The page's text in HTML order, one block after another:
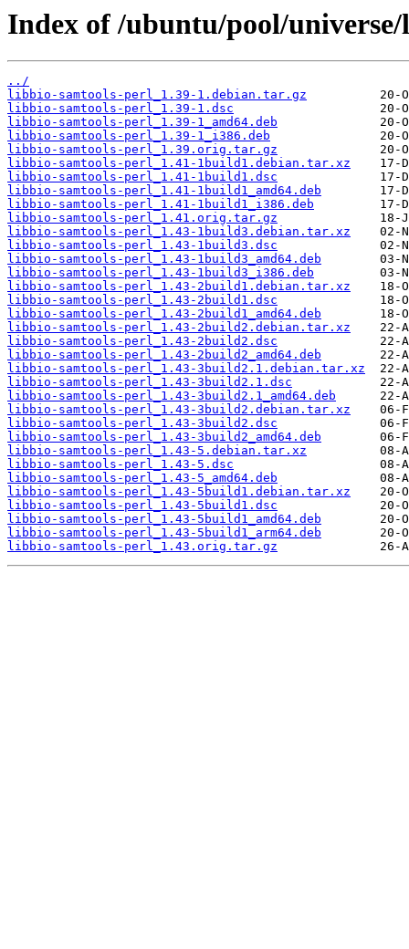
Index of /ubuntu/pool/
../
libbio-samtools-perl_1.39-1.debian.tar.gz
libbio-samtools-perl_1.39-1.dsc
libbio-samtools-perl_1.39-1_amd64.deb
libbio-samtools-perl_1.39-1_i386.deb
libbio-samtools-perl_1.39.orig.tar.gz
libbio-samtools-perl_1.41-1build1.debian.tar.xz
libbio-samtools-perl_1.41-1build1.dsc
libbio-samtools-perl_1.41-1build1_amd64.deb
libbio-samtools-perl_1.41-1build1_i386.deb
libbio-samtools-perl_1.41.orig.tar.gz
libbio-samtools-perl_1.43-1build3.debian.tar.xz
libbio-samtools-perl_1.43-1build3.dsc
libbio-samtools-perl_1.43-1build3_amd64.deb
libbio-samtools-perl_1.43-1build3_i386.deb
libbio-samtools-perl_1.43-2build1.debian.tar.xz
libbio-samtools-perl_1.43-2build1.dsc
libbio-samtools-perl_1.43-2build1_amd64.deb
libbio-samtools-perl_1.43-2build2.debian.tar.xz
libbio-samtools-perl_1.43-2build2.dsc
libbio-samtools-perl_1.43-2build2_amd64.deb
libbio-samtools-perl_1.43-3build2.1.debian.tar.xz
libbio-samtools-perl_1.43-3build2.1.dsc
libbio-samtools-perl_1.43-3build2.1_amd64.deb
libbio-samtools-perl_1.43-3build2.debian.tar.xz
libbio-samtools-perl_1.43-3build2.dsc
libbio-samtools-perl_1.43-3build2_amd64.deb
libbio-samtools-perl_1.43-5.debian.tar.xz
libbio-samtools-perl_1.43-5.dsc
libbio-samtools-perl_1.43-5_amd64.deb
libbio-samtools-perl_1.43-5build1.debian.tar.xz
libbio-samtools-perl_1.43-5build1.dsc
libbio-samtools-perl_1.43-5build1_amd64.deb
libbio-samtools-perl_1.43-5build1_arm64.deb
libbio-samtools-perl_1.43.orig.tar.gz